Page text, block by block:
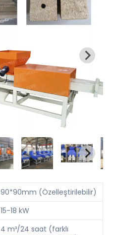
90*90mm (Özelleştirilebilir)
15-18 kW
4 m³/24 saat (farklı